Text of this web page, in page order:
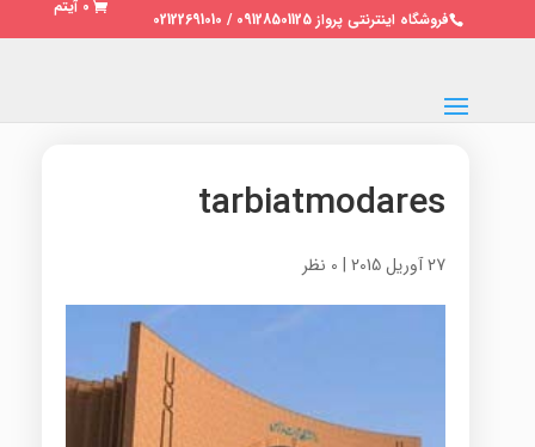
فروشگاه اینترنتی پرواز 09128501125 / 02122691010
0 آیتم
tarbiatmodares
27 آوریل 2015 | 0 نظر